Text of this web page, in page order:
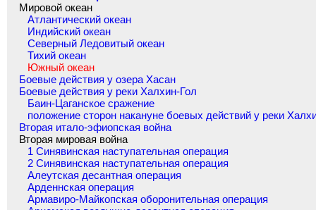
Мировой океан
Атлантический океан
Индийский океан
Северный Ледовитый океан
Тихий океан
Южный океан
Боевые действия у озера Хасан
Боевые действия у реки Халхин-Гол
Баин-Цаганское сражение
положение сторон накануне боевых действий у реки
Вторая итало-эфиопская война
Вторая мировая война
1 Синявинская наступательная операция
2 Синявинская наступательная операция
Алеутская десантная операция
Арденнская операция
Армавиро-Майкопская оборонительная операция